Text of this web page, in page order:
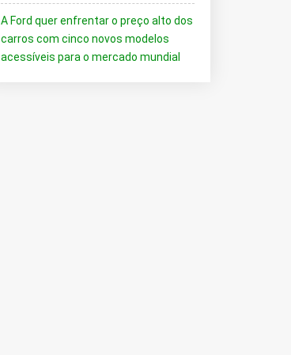
A Ford quer enfrentar o preço alto dos
carros com cinco novos modelos
acessíveis para o mercado mundial